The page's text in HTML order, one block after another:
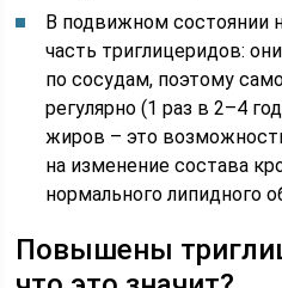
В подвижном состоянии
часть триглицеридов:
по сосудам, поэтому
регулярно (1 раз в 2–4
жиров – это
на изменение состава
нормального липидного
Повышены